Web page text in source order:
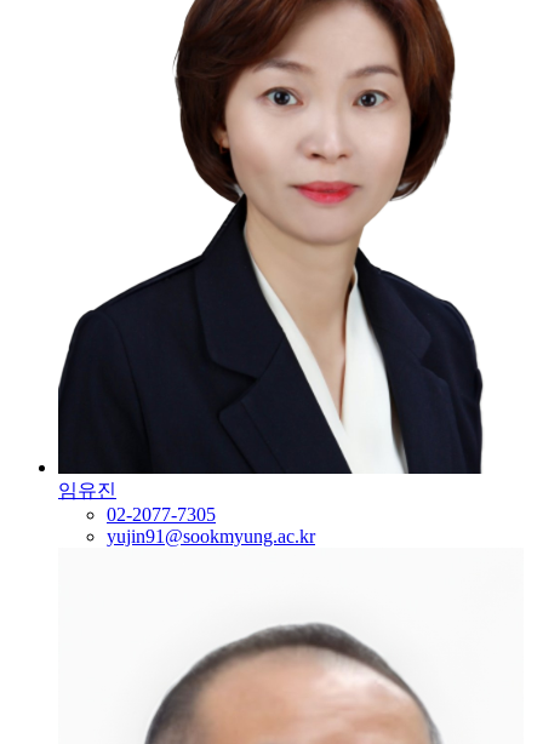
임유진
02-2077-7305
yujin91@sookmyung.ac.kr